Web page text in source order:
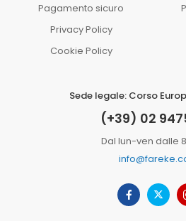
Pagamento sicuro
Privacy Policy
Cookie Policy
Sede legale: Corso
(+39) 02
Dal lun-ven dalle